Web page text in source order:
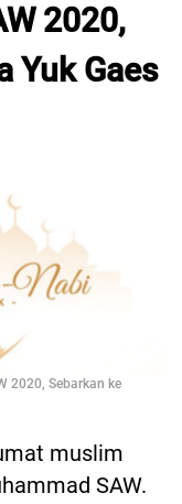
2020,
Yuk Gaes
2020, Sebarkan ke
muslim
SAW.